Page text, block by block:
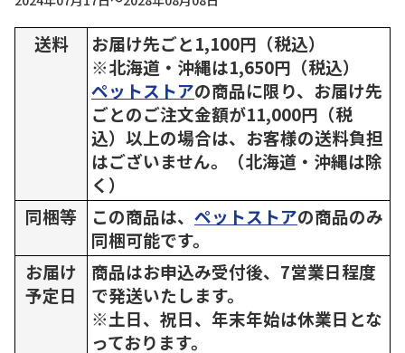
送料
お届け先ごと1,100円（税込）
※北海道・沖縄は1,650円（税込）
ペットストアの商品に限り、お届け先
ごとのご注文金額が11,000円（税
込）以上の場合は、お客様の送料負担
はございません。（北海道・沖縄は除
く）
同梱等
この商品は、 ペットストアの商品のみ
同梱可能です。
お届け
予定日
商品はお申込み受付後、7営業日程度
で発送いたします。
※土日、祝日、年末年始は休業日とな
っております。